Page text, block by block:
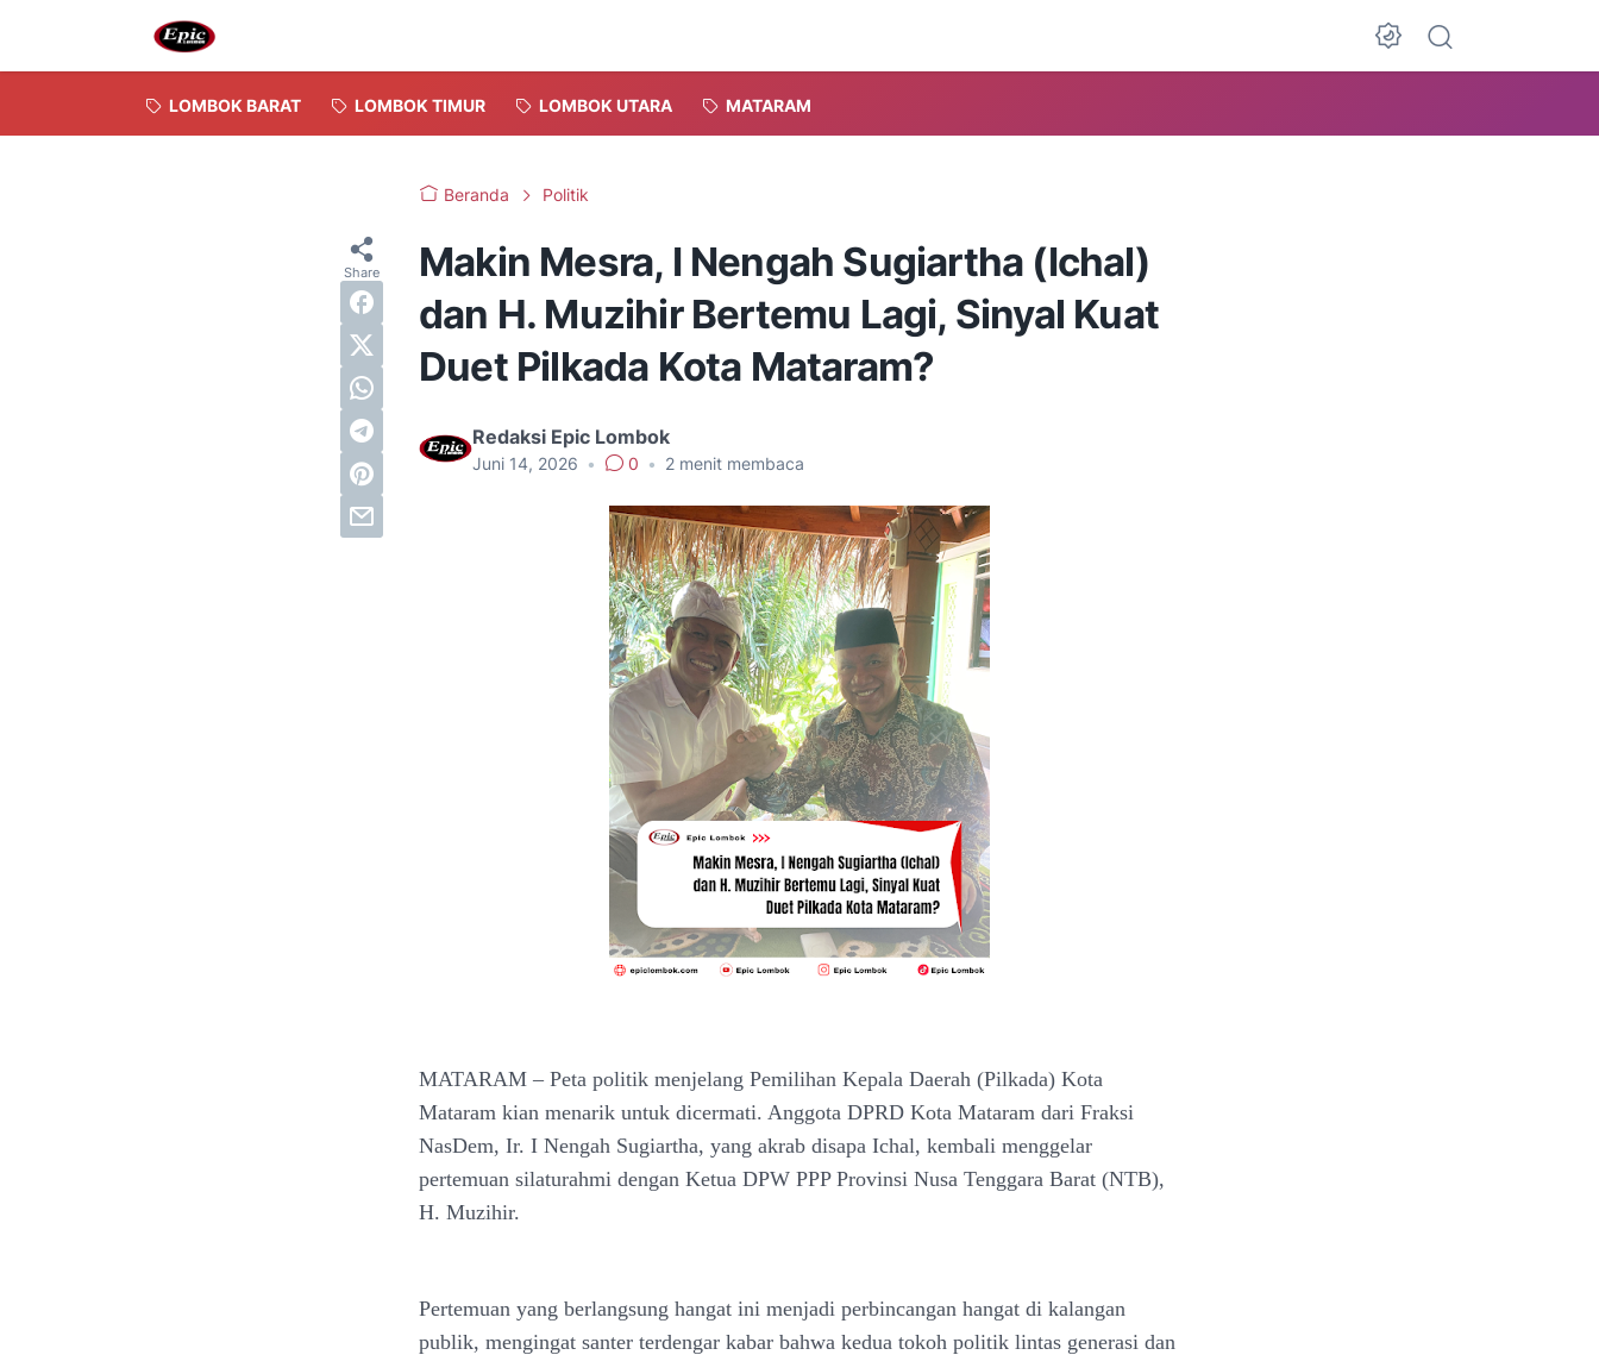
Dark Mode
LOMBOK BARAT LOMBOK TIMUR LOMBOK UTARA MATARAM
Beranda Politik
Makin Mesra, I Nengah Sugiartha (Ichal)
dan H. Muzihir Bertemu Lagi, Sinyal Kuat
Duet Pilkada Kota Mataram?
Redaksi Epic Lombok
Juni 14, 2026 • 0 • 2 menit membaca
MATARAM – Peta politik menjelang Pemilihan Kepala Daerah (Pilkada) Kota
Mataram kian menarik untuk dicermati. Anggota DPRD Kota Mataram dari Fraksi
NasDem, Ir. I Nengah Sugiartha, yang akrab disapa Ichal, kembali menggelar
pertemuan silaturahmi dengan Ketua DPW PPP Provinsi Nusa Tenggara Barat (NTB),
H. Muzihir.
Pertemuan yang berlangsung hangat ini menjadi perbincangan hangat di kalangan
publik, mengingat santer terdengar kabar bahwa kedua tokoh politik lintas generasi dan